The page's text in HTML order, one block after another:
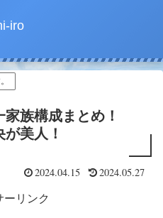
iro
家族構成まとめ！
美人！
2024.04.15 2024.05.27
ーリンク